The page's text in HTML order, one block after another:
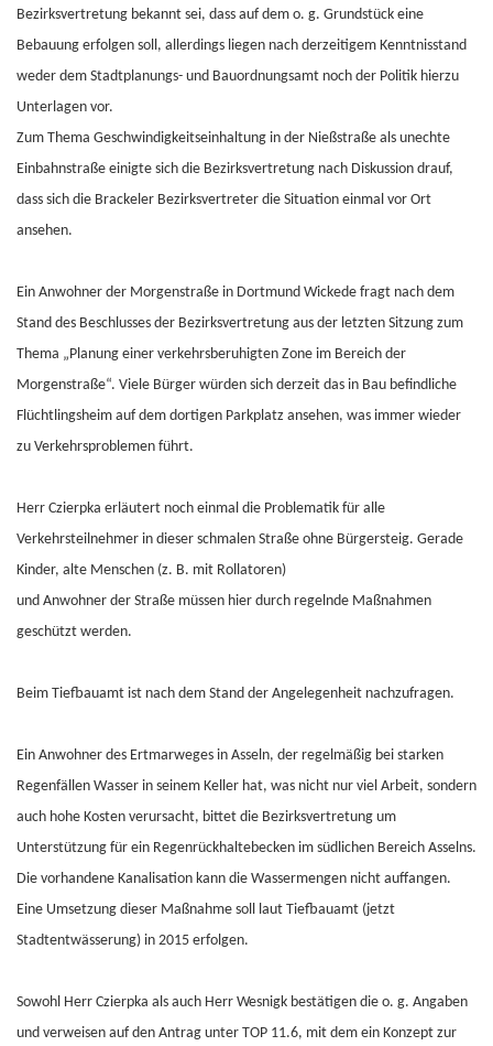
Bezirksvertretung bekannt sei, dass auf dem o. g. Grundstück eine
Bebauung erfolgen soll, allerdings liegen nach derzeitigem Kenntnisstand
weder dem Stadtplanungs- und Bauordnungsamt noch der Politik hierzu
Unterlagen vor.
Zum Thema Geschwindigkeitseinhaltung in der Nießstraße als unechte
Einbahnstraße einigte sich die Bezirksvertretung nach Diskussion drauf,
dass sich die Brackeler Bezirksvertreter die Situation einmal vor Ort
ansehen.
Ein Anwohner der Morgenstraße in Dortmund Wickede fragt nach dem
Stand des Beschlusses der Bezirksvertretung aus der letzten Sitzung zum
Thema „Planung einer verkehrsberuhigten Zone im Bereich der
Morgenstraße“. Viele Bürger würden sich derzeit das in Bau befindliche
Flüchtlingsheim auf dem dortigen Parkplatz ansehen, was immer wieder
zu Verkehrsproblemen führt.
Herr Czierpka erläutert noch einmal die Problematik für alle
Verkehrsteilnehmer in dieser schmalen Straße ohne Bürgersteig. Gerade
Kinder, alte Menschen (z. B. mit Rollatoren)
und Anwohner der Straße müssen hier durch regelnde Maßnahmen
geschützt werden.
Beim Tiefbauamt ist nach dem Stand der Angelegenheit nachzufragen.
Ein Anwohner des Ertmarweges in Asseln, der regelmäßig bei starken
Regenfällen Wasser in seinem Keller hat, was nicht nur viel Arbeit, sondern
auch hohe Kosten verursacht, bittet die Bezirksvertretung um
Unterstützung für ein Regenrückhaltebecken im südlichen Bereich Asselns.
Die vorhandene Kanalisation kann die Wassermengen nicht auffangen.
Eine Umsetzung dieser Maßnahme soll laut Tiefbauamt (jetzt
Stadtentwässerung) in 2015 erfolgen.
Sowohl Herr Czierpka als auch Herr Wesnigk bestätigen die o. g. Angaben
und verweisen auf den Antrag unter TOP 11.6, mit dem ein Konzept zur